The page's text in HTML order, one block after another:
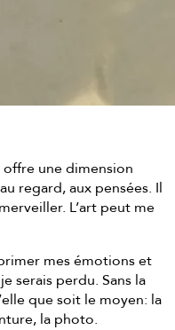
une dimension
regard, aux pensées. Il
L’art peut me
mes émotions et
serais perdu. Sans la
que soit le moyen: la
la photo.